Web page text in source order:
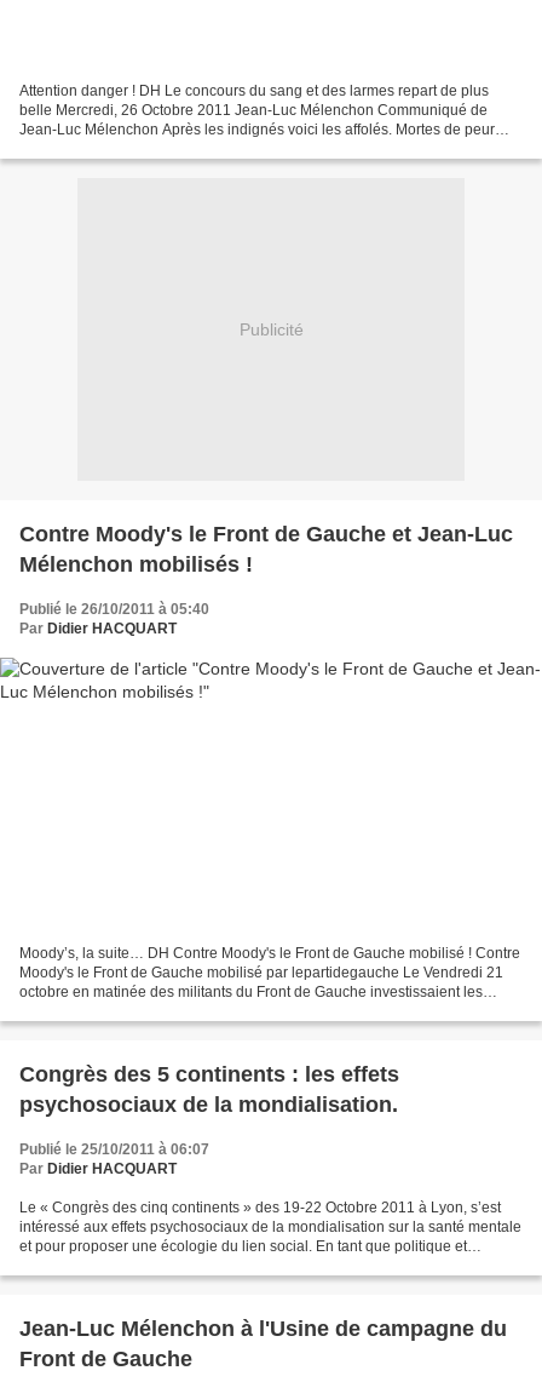
Attention danger ! DH Le concours du sang et des larmes repart de plus
belle Mercredi, 26 Octobre 2011 Jean-Luc Mélenchon Communiqué de
Jean-Luc Mélenchon Après les indignés voici les affolés. Mortes de peur
Publicité
Contre Moody's le Front de Gauche et Jean-Luc
Mélenchon mobilisés !
Publié le 26/10/2011 à 05:40
Par Didier HACQUART
Moody’s, la suite… DH Contre Moody's le Front de Gauche mobilisé ! Contre
Moody's le Front de Gauche mobilisé par lepartidegauche Le Vendredi 21
octobre en matinée des militants du Front de Gauche investissaient les
Congrès des 5 continents : les effets
psychosociaux de la mondialisation.
Publié le 25/10/2011 à 06:07
Par Didier HACQUART
Le « Congrès des cinq continents » des 19-22 Octobre 2011 à Lyon, s’est
intéressé aux effets psychosociaux de la mondialisation sur la santé mentale
et pour proposer une écologie du lien social. En tant que politique et
Jean-Luc Mélenchon à l'Usine de campagne du
Front de Gauche